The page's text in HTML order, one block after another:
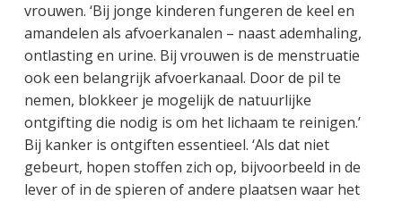
vrouwen. ‘Bij jonge kinderen fungeren de keel en
amandelen als afvoerkanalen – naast ademhaling,
ontlasting en urine. Bij vrouwen is de menstruatie
ook een belangrijk afvoerkanaal. Door de pil te
nemen, blokkeer je mogelijk de natuurlijke
ontgifting die nodig is om het lichaam te reinigen.’
Bij kanker is ontgiften essentieel. ‘Als dat niet
gebeurt, hopen stoffen zich op, bijvoorbeeld in de
lever of in de spieren of andere plaatsen waar het